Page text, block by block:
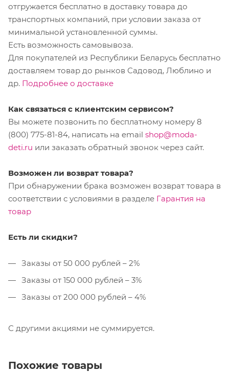
отгружается бесплатно в доставку товара до
транспортных компаний, при условии заказа от
минимальной установленной суммы.
Есть возможность самовывоза.
Для покупателей из Республики Беларусь бесплатно
доставляем товар до рынков Садовод, Люблино и
др. Подробнее о доставке
Как связаться с клиентским сервисом?
Вы можете позвонить по бесплатному номеру 8
(800) 775-81-84, написать на email shop@moda-
deti.ru или заказать обратный звонок через сайт.
Возможен ли возврат товара?
При обнаружении брака возможен возврат товара в
соответствии с условиями в разделе Гарантия на
товар
Есть ли скидки?
Заказы от 50 000 рублей – 2%
Заказы от 150 000 рублей – 3%
Заказы от 200 000 рублей – 4%
С другими акциями не суммируется.
Похожие товары